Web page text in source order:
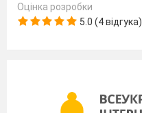
Оцінка розробки
5.0 (4 відгука)